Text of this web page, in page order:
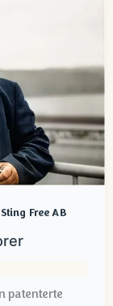
Sting Free AB
patenterte